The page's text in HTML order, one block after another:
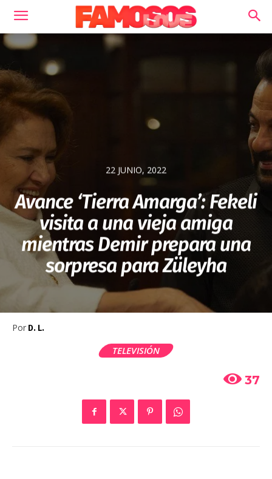
22 JUNIO, 2022
Avance ‘Tierra Amarga’: Fekeli
visita a una vieja amiga
mientras Demir prepara una
sorpresa para Züleyha
Por D. L.
TELEVISIÓN
37